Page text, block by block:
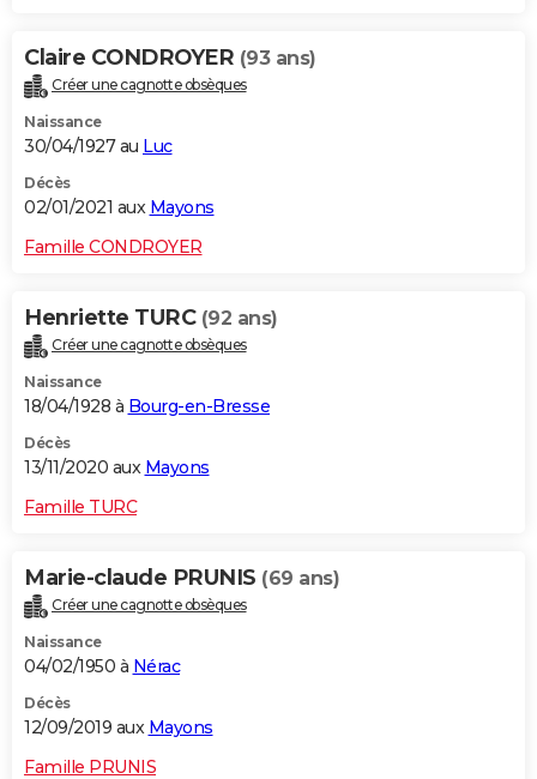
Claire CONDROYER (93 ans)
Créer une cagnotte obsèques
Naissance
30/04/1927 au Luc
Décès
02/01/2021 aux Mayons
Famille CONDROYER
Henriette TURC (92 ans)
Créer une cagnotte obsèques
Naissance
18/04/1928 à Bourg-en-Bresse
Décès
13/11/2020 aux Mayons
Famille TURC
Marie-claude PRUNIS (69 ans)
Créer une cagnotte obsèques
Naissance
04/02/1950 à Nérac
Décès
12/09/2019 aux Mayons
Famille PRUNIS